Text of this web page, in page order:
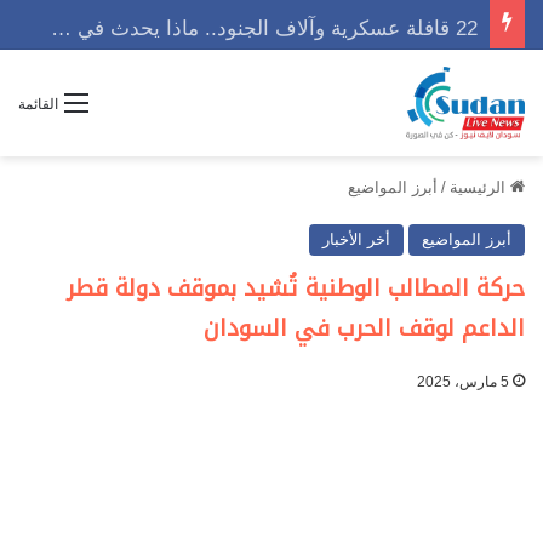
القائمة
الرئيسية / أبرز المواضيع
أبرز المواضيع أخر الأخبار
حركة المطالب الوطنية تُشيد بموقف دولة قطر
الداعم لوقف الحرب في السودان
5 مارس، 2025